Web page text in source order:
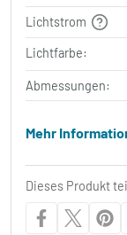
Lichtstrom
Lichtfarbe:
Abmessungen:
Mehr
Dieses Produkt